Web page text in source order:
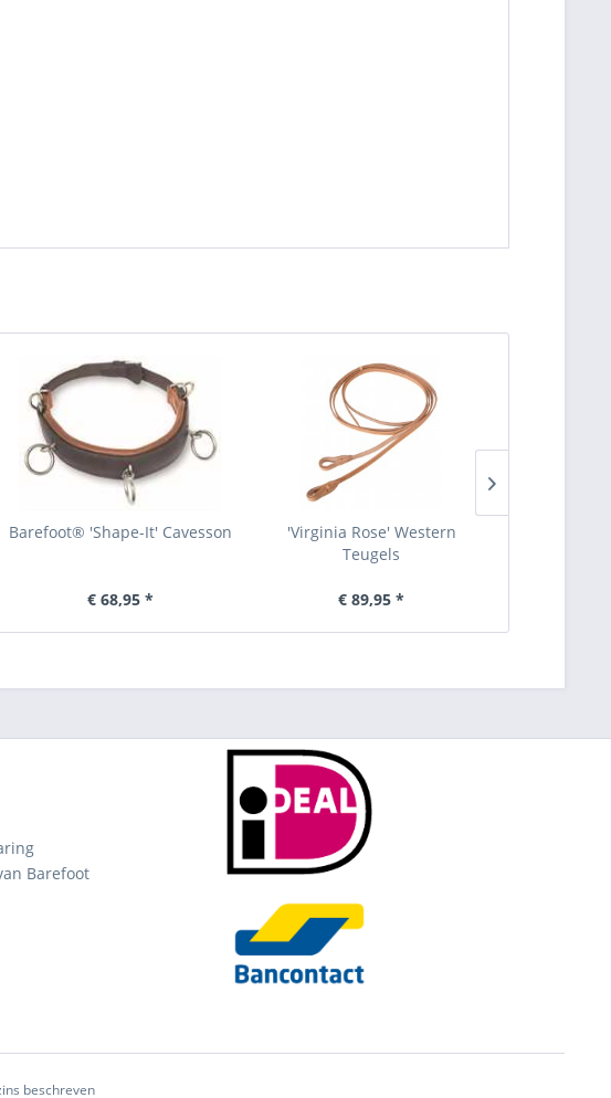
Barefoot® 'Shape-It' Cavesson
€ 68,95 *
'Virginia Rose' Western
Teugels
€ 89,95 *
Barefoot
beschreven